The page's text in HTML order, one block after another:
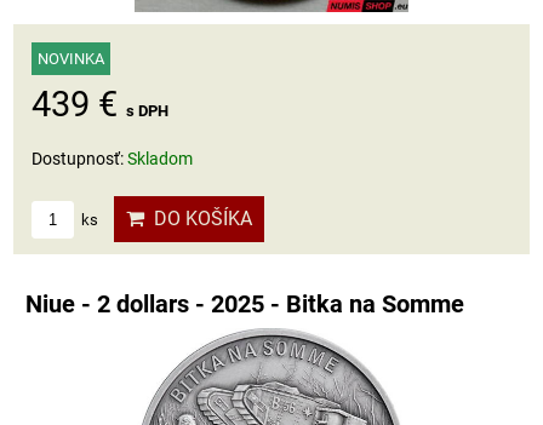
NOVINKA
439 € s DPH
Dostupnosť:Skladom
ks DO KOŠÍKA
Niue - 2 dollars - 2025 - Bitka na Somme